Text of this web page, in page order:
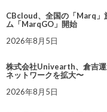
CBcloud、全国の「Marq」
ム「MarqGO」開始
2026年8月5日
株式会社Univearth、倉吉
ネットワークを拡大〜
2026年8月5日